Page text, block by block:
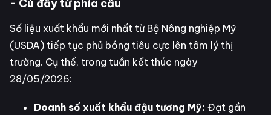
- Cú đẩy từ phía cầu
Số liệu xuất khẩu mới nhất từ Bộ Nông nghiệp Mỹ
(USDA) tiếp tục phủ bóng tiêu cực lên tâm lý thị
trường. Cụ thể, trong tuần kết thúc ngày
28/05/2026:
Doanh số xuất khẩu đậu tương Mỹ: Đạt gần